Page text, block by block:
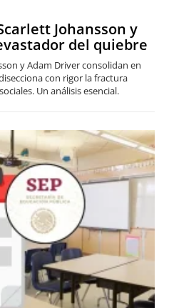
Johansson y
del quiebre
y Adam Driver consolidan en
con rigor la fractura
Un análisis esencial.